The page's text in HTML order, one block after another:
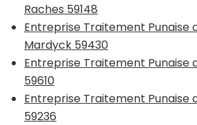
Raches 59148
Entreprise Traitement Punaise
Mardyck 59430
Entreprise Traitement Punaise
59610
Entreprise Traitement Punaise
59236